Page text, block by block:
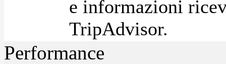
e informazioni
TripAdvisor.
Performance